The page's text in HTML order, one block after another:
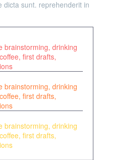
dicta sunt. reprehenderit in
brainstorming, drinking
first drafts,
brainstorming, drinking
first drafts,
brainstorming, drinking
first drafts,